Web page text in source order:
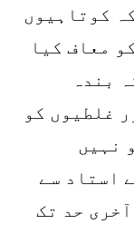
کوتاہیوں
معاف کیا
بندہ
غلطیوں کو
نہیں
استاد سے
حد تک